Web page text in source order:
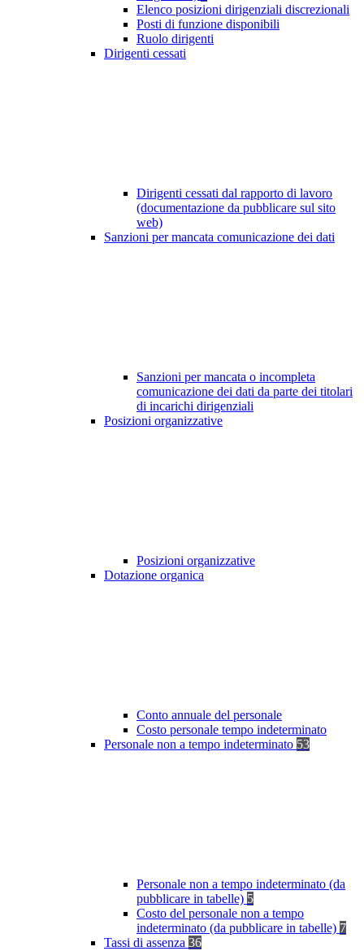
Elenco posizioni dirigenziali discrezionali
Posti di funzione disponibili
Ruolo dirigenti
Dirigenti cessati
Dirigenti cessati dal rapporto di lavoro
(documentazione da pubblicare sul sito
web)
Sanzioni per mancata comunicazione dei dati
Sanzioni per mancata o incompleta
comunicazione dei dati da parte dei titolari
di incarichi dirigenziali
Posizioni organizzative
Posizioni organizzative
Dotazione organica
Conto annuale del personale
Costo personale tempo indeterminato
Personale non a tempo indeterminato 53
Personale non a tempo indeterminato (da
pubblicare in tabelle) 5
Costo del personale non a tempo
indeterminato (da pubblicare in tabelle) 7
Tassi di assenza 36